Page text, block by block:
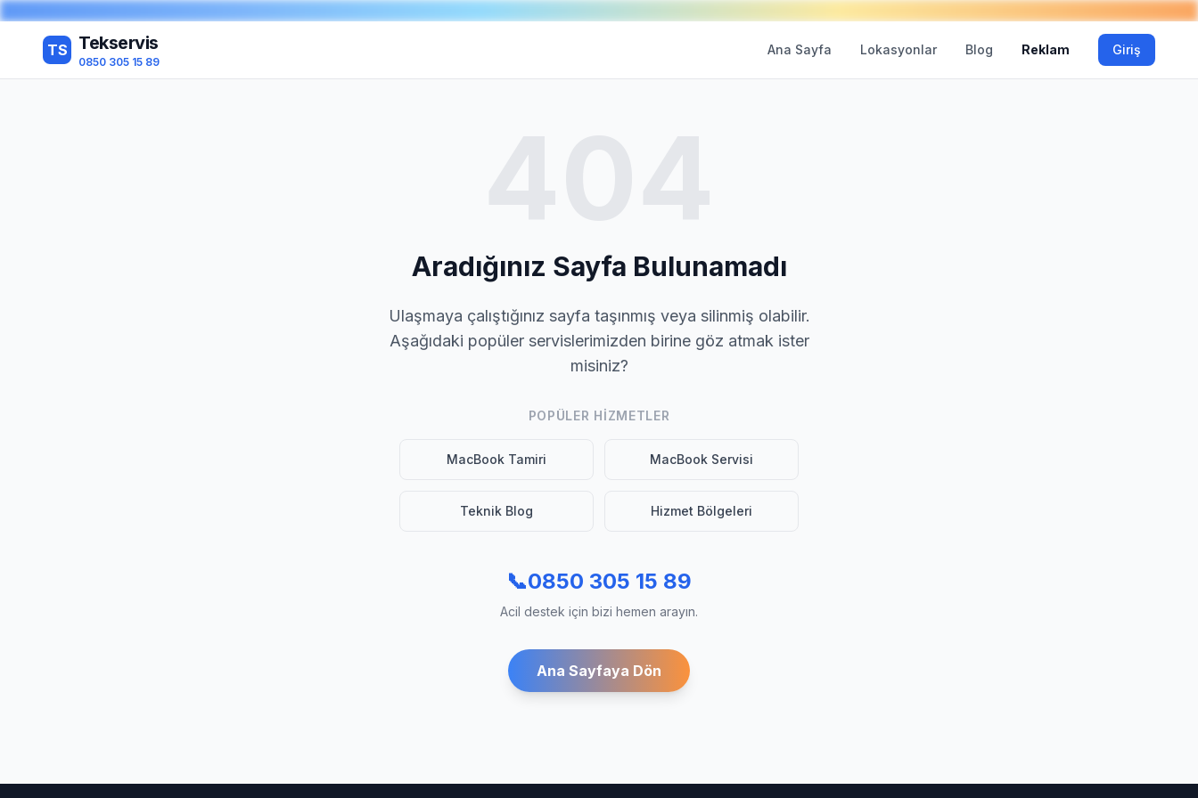
TS Tekservis
0850 305 15 89
Ana Sayfa Lokasyonlar Blog Reklam Giriş
Aradığınız Sayfa Bulunamadı
Ulaşmaya çalıştığınız sayfa taşınmış veya silinmiş olabilir.
Aşağıdaki popüler servislerimizden birine göz atmak ister
misiniz?
POPÜLER HIZMETLER
MacBook Tamiri MacBook Servisi
Teknik Blog Hizmet Bölgeleri
📞0850 305 15 89
Acil destek için bizi hemen arayın.
Ana Sayfaya Dön